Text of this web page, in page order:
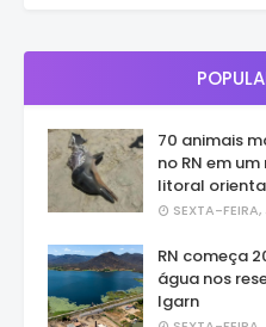
70 animais
no RN em
litoral
SEXTA-
RN começa
água nos
Igarn